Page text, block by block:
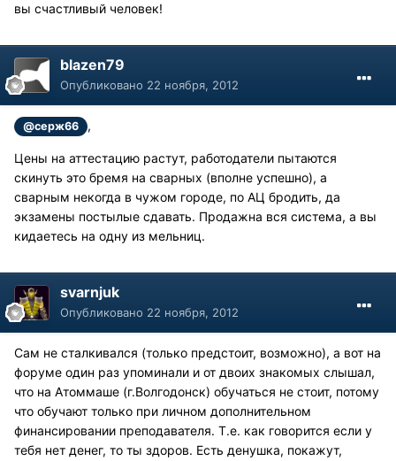
вы счастливый человек!
blazen79
Опубликовано 22 ноября, 2012
@серж66 ,
Цены на аттестацию растут, работодатели пытаются
скинуть это бремя на сварных (вполне успешно), а
сварным некогда в чужом городе, по АЦ бродить, да
экзамены постылые сдавать. Продажна вся система, а вы
кидаетесь на одну из мельниц.
svarnjuk
Опубликовано 22 ноября, 2012
Сам не сталкивался (только предстоит, возможно), а вот на
форуме один раз упоминали и от двоих знакомых слышал,
что на Атоммаше (г.Волгодонск) обучаться не стоит, потому
что обучают только при личном дополнительном
финансировании преподавателя. Т.е. как говорится если у
тебя нет денег, то ты здоров. Есть денушка, покажут,